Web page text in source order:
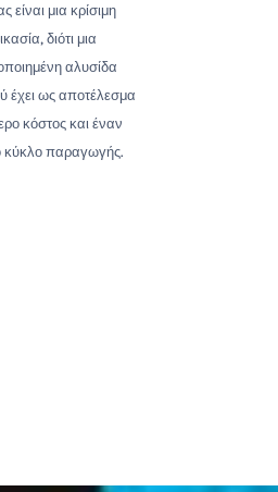
είναι μια κρίσιμη
διότι μια
αλυσίδα
έχει ως αποτέλεσμα
κόστος και έναν
κύκλο παραγωγής.